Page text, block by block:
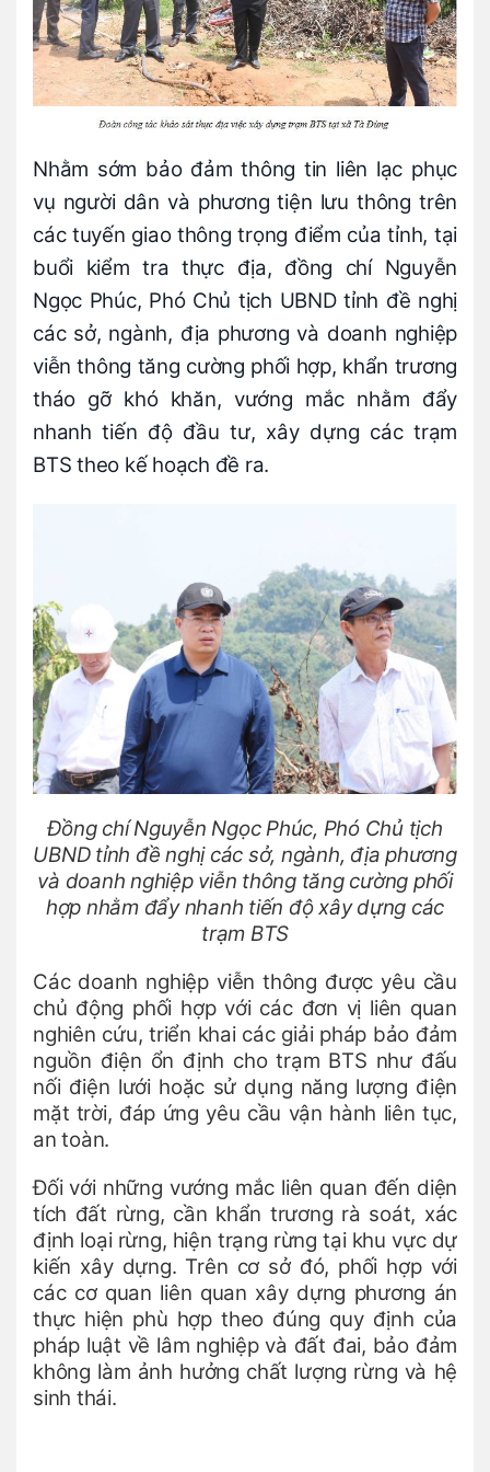
Nhằm sớm bảo đảm thông tin liên lạc phục
vụ người dân và phương tiện lưu thông trên
các tuyến giao thông trọng điểm của tỉnh, tại
buổi kiểm tra thực địa, đồng chí Nguyễn
Ngọc Phúc, Phó Chủ tịch UBND tỉnh đề nghị
các sở, ngành, địa phương và doanh nghiệp
viễn thông tăng cường phối hợp, khẩn trương
tháo gỡ khó khăn, vướng mắc nhằm đẩy
nhanh tiến độ đầu tư, xây dựng các trạm
BTS theo kế hoạch đề ra.
Đồng chí Nguyễn Ngọc Phúc, Phó Chủ tịch
UBND tỉnh đề nghị các sở, ngành, địa phương
và doanh nghiệp viễn thông tăng cường phối
hợp nhằm đẩy nhanh tiến độ xây dựng các
trạm BTS
Các doanh nghiệp viễn thông được yêu cầu
chủ động phối hợp với các đơn vị liên quan
nghiên cứu, triển khai các giải pháp bảo đảm
nguồn điện ổn định cho trạm BTS như đấu
nối điện lưới hoặc sử dụng năng lượng điện
mặt trời, đáp ứng yêu cầu vận hành liên tục,
an toàn.
Đối với những vướng mắc liên quan đến diện
tích đất rừng, cần khẩn trương rà soát, xác
định loại rừng, hiện trạng rừng tại khu vực dự
kiến xây dựng. Trên cơ sở đó, phối hợp với
các cơ quan liên quan xây dựng phương án
thực hiện phù hợp theo đúng quy định của
pháp luật về lâm nghiệp và đất đai, bảo đảm
không làm ảnh hưởng chất lượng rừng và hệ
sinh thái.